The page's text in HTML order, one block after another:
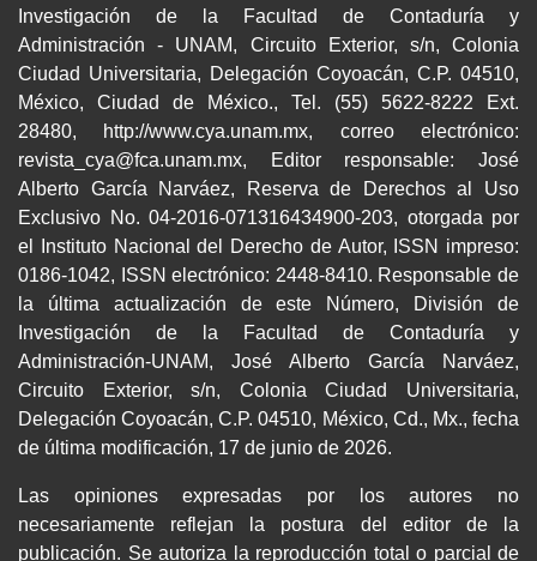
Investigación de la Facultad de Contaduría y
Administración - UNAM, Circuito Exterior, s/n, Colonia
Ciudad Universitaria, Delegación Coyoacán, C.P. 04510,
México, Ciudad de México., Tel. (55) 5622-8222 Ext.
28480, http://www.cya.unam.mx, correo electrónico:
revista_cya@fca.unam.mx, Editor responsable: José
Alberto García Narváez, Reserva de Derechos al Uso
Exclusivo No. 04-2016-071316434900-203, otorgada por
el Instituto Nacional del Derecho de Autor, ISSN impreso:
0186-1042, ISSN electrónico: 2448-8410. Responsable de
la última actualización de este Número, División de
Investigación de la Facultad de Contaduría y
Administración-UNAM, José Alberto García Narváez,
Circuito Exterior, s/n, Colonia Ciudad Universitaria,
Delegación Coyoacán, C.P. 04510, México, Cd., Mx., fecha
de última modificación, 17 de junio de 2026.
Las opiniones expresadas por los autores no
necesariamente reflejan la postura del editor de la
publicación. Se autoriza la reproducción total o parcial de